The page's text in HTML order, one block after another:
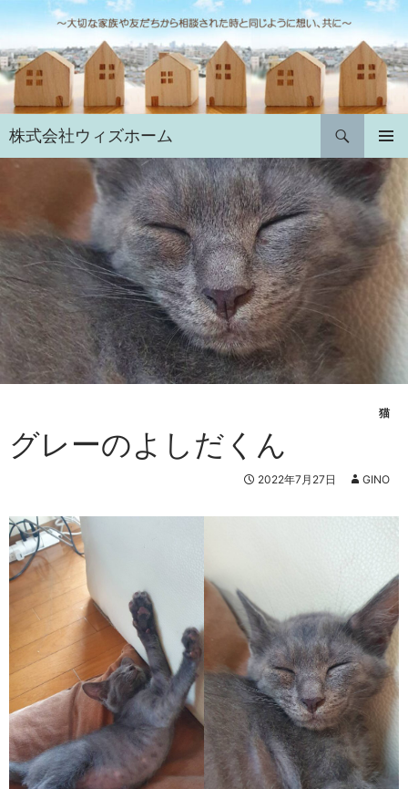
ン
テ
ン
ツ
へ
ス
キ
株式会社ウィズホーム
検
索
メインメ
ニュー
猫
グレーのよしだくん
2022年7月27日 GINO